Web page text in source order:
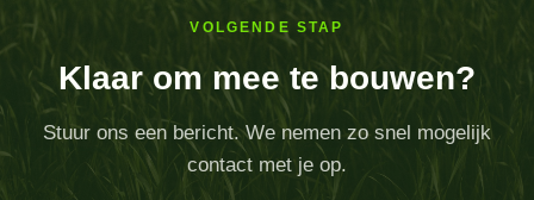
VOLGENDE STAP
Klaar om mee te bouwen?
Stuur ons een bericht. We nemen zo snel mogelijk
contact met je op.